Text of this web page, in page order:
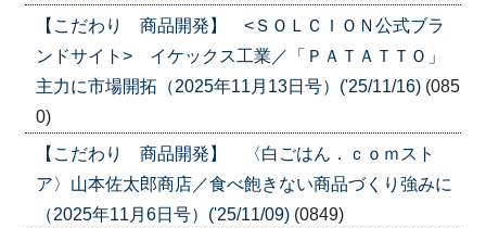
【こだわり 商品開発】 <ＳＯＬＣＩＯＮ公式ブラ
ンドサイト> イケックス工業／「ＰＡＴＡＴＴＯ」
主力に市場開拓（2025年11月13日号）('25/11/16) (085
0)
【こだわり 商品開発】 〈白ごはん．ｃｏｍスト
ア〉山本佐太郎商店／食べ飽きない商品づくり強みに
（2025年11月6日号）('25/11/09) (0849)